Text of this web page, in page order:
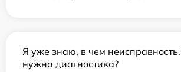
Я уже знаю, в чем
нужна диагностика?